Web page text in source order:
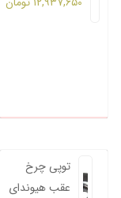
توپی چرخ
عقب هیوندای